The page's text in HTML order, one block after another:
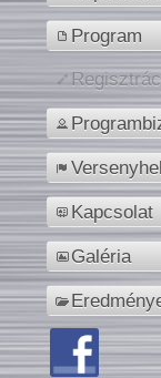
Program
Kapcsolat
Galéria